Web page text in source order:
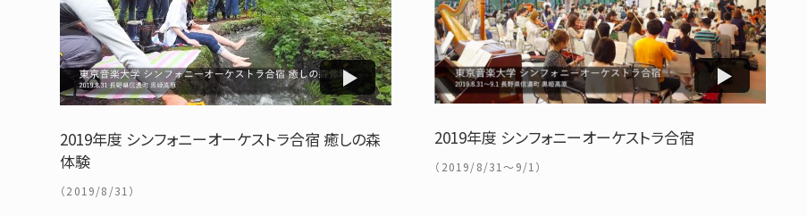
2019年度 シンフォニーオーケストラ合宿 癒しの森
体験
（2019/8/31）
2019年度 シンフォニーオーケストラ合宿
（2019/8/31～9/1）